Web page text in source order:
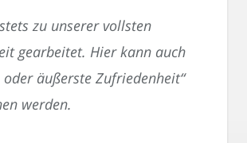
zu unserer vollsten
gearbeitet. Hier kann auch
äußerste Zufriedenheit“
werden.